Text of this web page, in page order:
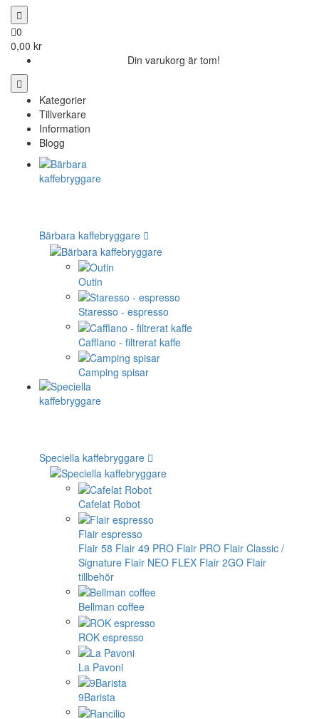
0
0,00 kr
Din varukorg är tom!
Kategorier
Tillverkare
Information
Blogg
Bärbara kaffebryggare
Outin
Staresso - espresso
Cafflano - filtrerat kaffe
Camping spisar
Speciella kaffebryggare
Cafelat Robot
Flair espresso
Flair 58 Flair 49 PRO Flair PRO Flair Classic /
Signature Flair NEO FLEX Flair 2GO Flair
tillbehör
Bellman coffee
ROK espresso
La Pavoni
9Barista